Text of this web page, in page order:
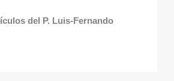
del P. Luis-Fernando